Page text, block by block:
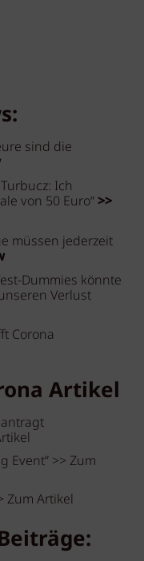
sind die
Ich
von 50 Euro“ >>
müssen jederzeit
Dummies könnte
Verlust
Corona
Artikel
Event” >> Zum
Zum Artikel